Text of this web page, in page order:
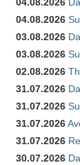
04.08.2026
03.08.2026
03.08.2026
02.08.2026
31.07.2026
31.07.2026
31.07.2026
31.07.2026
30.07.2026